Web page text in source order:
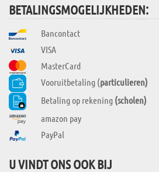
BETALINGSMOGELIJKHEDEN:
Bancontact
VISA
MasterCard
Vooruitbetaling (particulieren)
Betaling op rekening (scholen)
amazon pay
PayPal
U VINDT ONS OOK BIJ